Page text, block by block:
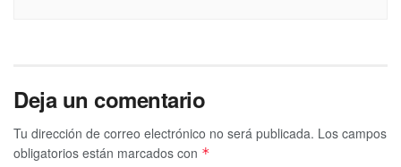
Deja un comentario
Tu dirección de correo electrónico no será publicada. Los campos
obligatorios están marcados con *